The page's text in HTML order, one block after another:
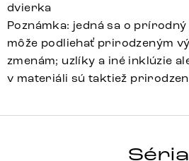
dvierka
Poznámka: jedná sa o
môže podliehať prirodzeným
zmenám; uzlíky a iné inklúzie
v materiáli sú taktiež
Séria